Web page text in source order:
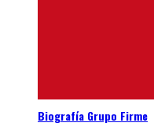
Biografía Grupo Firme